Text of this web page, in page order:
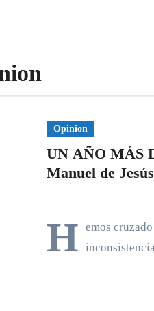
Opinion
UN AÑO MÁS
Manuel de
H emos